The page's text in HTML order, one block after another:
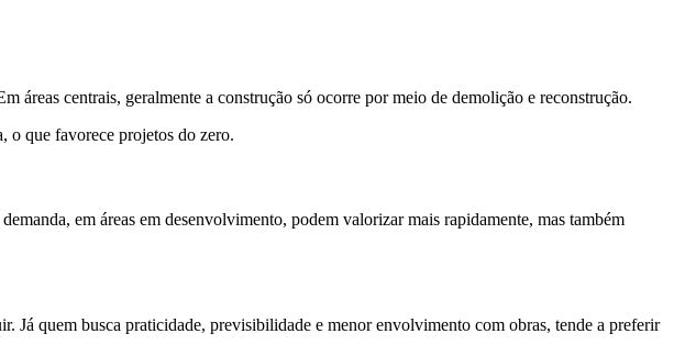
centrais, geralmente a construção só ocorre por meio de demolição e reconstrução.
o que favorece projetos do zero.
em áreas em desenvolvimento, podem valorizar mais rapidamente, mas também
Já quem busca praticidade, previsibilidade e menor envolvimento com obras, tende a preferir